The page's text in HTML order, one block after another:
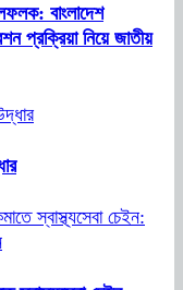
বাংলাদেশ
প্রক্রিয়া নিয়ে জাতীয়